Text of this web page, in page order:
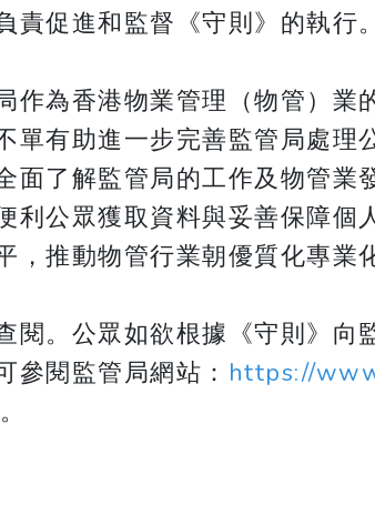
促進和監督《守則》的執行。
作為香港物業管理（物管）
單有助進一步完善監管局處
面了解監管局的工作及物管
利公眾獲取資料與妥善保障
推動物管行業朝優質化專業
閱。公眾如欲根據《守則》
參閱監管局網站： https://
。